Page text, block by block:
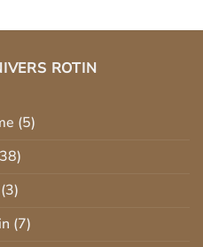
ROTIN
(5)
(3)
(7)